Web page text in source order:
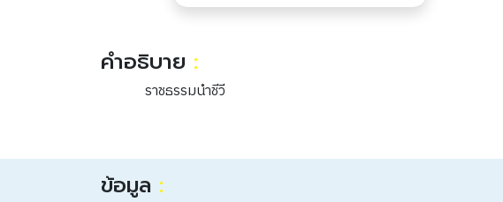
คำอธิบาย :
ราชธรรมนำชีวี
ข้อมูล :